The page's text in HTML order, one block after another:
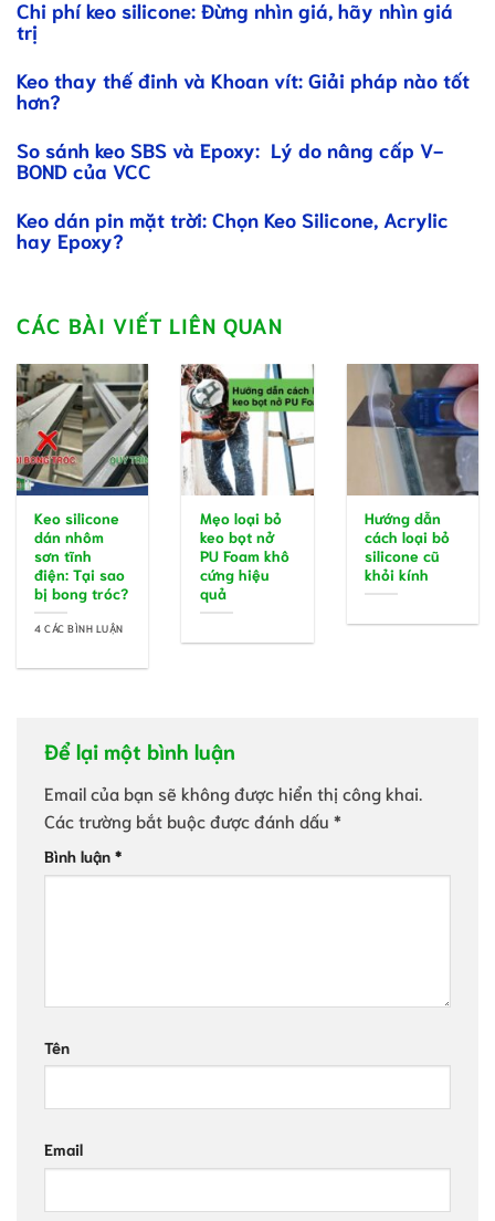
Chi phí keo silicone: Đừng nhìn giá, hãy nhìn giá
trị
Keo thay thế đinh và Khoan vít: Giải pháp nào tốt
hơn?
So sánh keo SBS và Epoxy: Lý do nâng cấp V-
BOND của VCC
Keo dán pin mặt trời: Chọn Keo Silicone, Acrylic
hay Epoxy?
CÁC BÀI VIẾT LIÊN QUAN
Keo silicone
dán nhôm
sơn tĩnh
điện: Tại sao
bị bong tróc?
4 CÁC BÌNH LUẬN
Mẹo loại bỏ
keo bọt nở
PU Foam khô
cứng hiệu
quả
Hướng dẫn
cách loại bỏ
silicone cũ
khỏi kính
Để lại một bình luận
Email của bạn sẽ không được hiển thị công khai.
Các trường bắt buộc được đánh dấu *
Bình luận *
Tên
Email